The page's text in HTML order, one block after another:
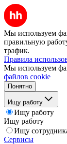
Мы используем
правильную
трафик.
Правила
Мы используем
файлов cookie
Понятно
Ищу работу
Ищу работу
Ищу работу
Ищу
Сервисы